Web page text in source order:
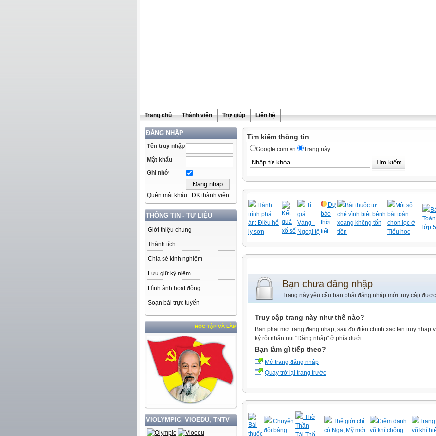
Trang chủ Thành viên Trợ giúp Liên hệ
ĐĂNG NHẬP
Tên truy nhập
Mật khẩu
Ghi nhớ
Quên mật khẩu ĐK thành viên
THÔNG TIN - TƯ LIỆU
Giới thiệu chung
Thành tích
Chia sẻ kinh nghiệm
Lưu giữ kỷ niệm
Hình ảnh hoạt động
Soạn bài trực tuyến
HỌC TẬP VÀ LÀM THEO TƯ TƯỞNG, ĐẠO ĐỨC, PHONG CÁCH HỒ CHÍ MINH
VIOLYMPIC, VIOEDU, TNTV
Tìm kiếm thông tin
Google.com.vn Trang này
Hành
trình phá
án: Điệu hổ
ly sơn
Kết
quả
xổ số
Tỉ
giá:
Vàng -
Ngoại tệ
Dự
báo
thời
tiết
Bài thuốc tự
chế vĩnh biệt bệnh
xoang không tốn
tiền
Một số
bài toán
chọn lọc ở
Tiểu học
lớp
Bạn chưa đăng nhập
Trang này yêu cầu bạn phải đăng nhập mới truy cập
Truy cập trang này như thế nào?
Bạn phải mở trang đăng nhập, sau đó điền chính xác tên truy nhập
ký rồi nhấn nút "Đăng nhập" ở phía dưới.
Bạn làm gì tiếp theo?
Mở trang đăng nhập
Quay trở lại trang trước
Bài
thuốc
Chuyển
đổi bảng
Thờ
Thần
Tài,Thổ
Thế giới chỉ
có Nga, Mỹ mới
Điểm danh
vũ khí chống
Trang
vũ khí